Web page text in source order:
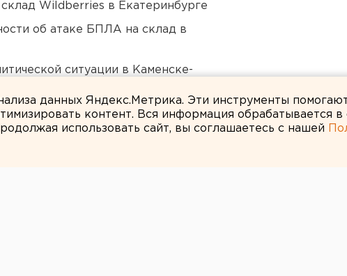
Wildberries в Екатеринбурге
об атаке БПЛА на склад в
ситуации в Каменске-
данных Яндекс.Метрика. Эти инструменты
контент. Вся информация обрабатывается
использовать сайт, вы соглашаетесь с нашей